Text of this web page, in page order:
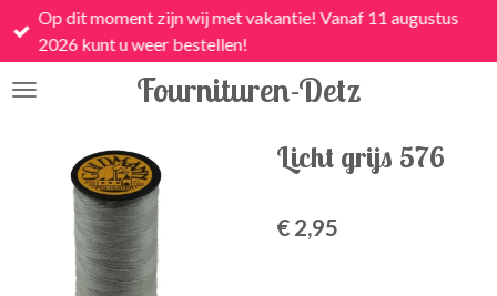
Ga
direct
de
Fournituren-Detz
Op dit moment zijn wij met vakantie! Vanaf 11 augustus
2026 kunt u weer bestellen!
Licht grijs 576
€ 2,95